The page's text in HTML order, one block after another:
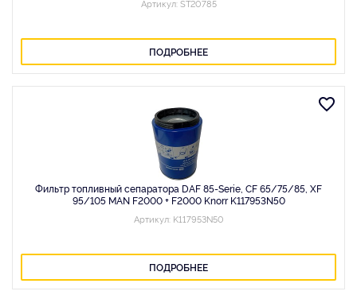
Артикул: ST20785
ПОДРОБНЕЕ
Фильтр топливный сепаратора DAF 85-Serie, CF 65/75/85, XF
95/105 MAN F2000 + F2000 Knorr K117953N50
Артикул: K117953N50
ПОДРОБНЕЕ